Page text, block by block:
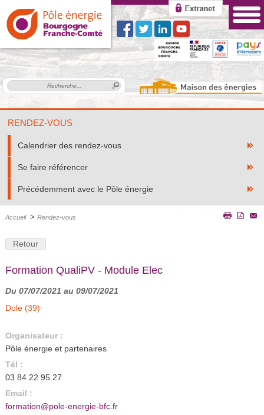
RENDEZ-VOUS
Calendrier des rendez-vous
Se faire référencer
Précédemment avec le Pôle énergie
Accueil > Rendez-vous
Retour
Formation QualiPV - Module Elec
Du 07/07/2021 au 09/07/2021
Dole (39)
Organisateur :
Pôle énergie et partenaires
Tél :
03 84 22 95 27
Email :
formation@pole-energie-bfc.fr